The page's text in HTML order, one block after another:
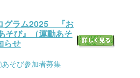
グラム2025 『お
そび』（運動あそ
らせ
そび参加者募集